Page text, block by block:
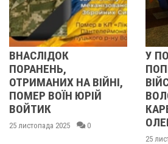
НА ВІЙНІ,
ЮРІЙ
0
ПОПРОЩАЛИСЯ
ВІЙСЬКОВИМИ
КАРЕНГІНИМ ТА
ОЛЕГОМ
25 листопада 2025 0